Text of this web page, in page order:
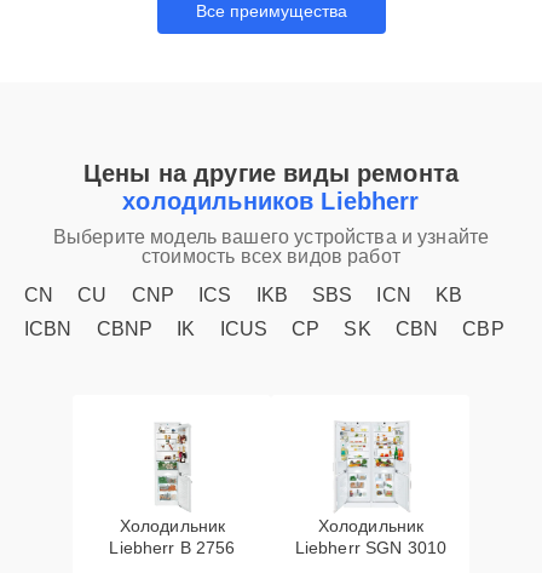
Все преимущества
Цены на другие виды ремонта
холодильников Liebherr
Выберите модель вашего устройства и узнайте
стоимость всех видов работ
CN
CU CNP ICS IKB SBS ICN
KB
ICBN
CBNP IK ICUS CP SK CBN CBP
Холодильник
Liebherr B 2756
Холодильник
Liebherr SGN 3010